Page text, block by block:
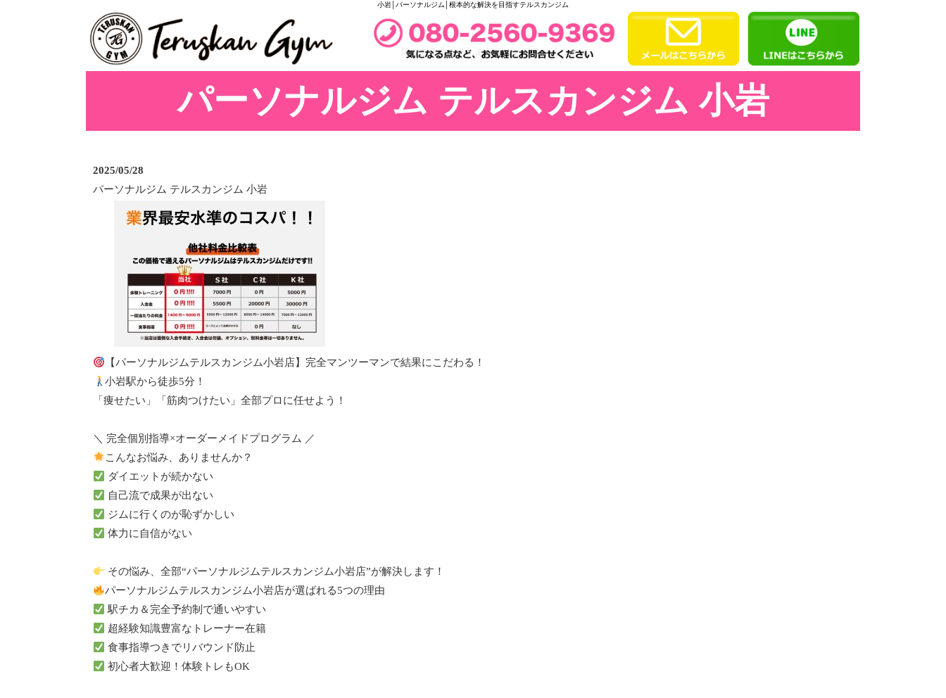
小岩│パーソナルジム│根本的な解決を目指すテルスカンジム
パーソナルジム テルスカンジム 小岩
2025/05/28
パーソナルジム テルスカンジム 小岩
【パーソナルジムテルスカンジム小岩店】完全マンツーマンで結果にこだわる！
小岩駅から徒歩5分！
「痩せたい」「筋肉つけたい」全部プロに任せよう！
＼ 完全個別指導×オーダーメイドプログラム ／
こんなお悩み、ありませんか？
ダイエットが続かない
自己流で成果が出ない
ジムに行くのが恥ずかしい
体力に自信がない
その悩み、全部“パーソナルジムテルスカンジム小岩店”が解決します！
パーソナルジムテルスカンジム小岩店が選ばれる5つの理由
駅チカ＆完全予約制で通いやすい
超経験知識豊富なトレーナー在籍
食事指導つきでリバウンド防止
初心者大歓迎！体験トレもOK